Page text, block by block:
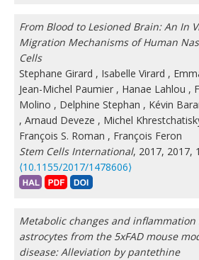
From Blood to Lesioned Brain: An In
Migration Mechanisms of Human
Cells
Stephane Girard , Isabelle Virard ,
Jean-Michel Paumier , Hanae Lahlou ,
Molino , Delphine Stephan , Kévin
, Arnaud Deveze , Michel
François S. Roman , François Feron
Stem Cells International, 2017, 2017,
⟨10.1155/2017/1478606⟩
Metabolic changes and
astrocytes from the 5xFAD mouse
disease: Alleviation by pantethine